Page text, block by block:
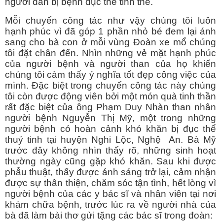
Mỗi chuyến công tác như vậy chúng tôi luôn
hạnh phúc vì đã góp 1 phần nhỏ bé đem lại ánh
sang cho bà con ở mỗi vùng Đoàn xe mổ chúng
tôi đặt chân đến. Nhìn những vẻ mặt hạnh phúc
của người bệnh và người than của họ khiến
chúng tôi cảm thấy ý nghĩa tốt đẹp công việc của
mình. Đặc biệt trong chuyến công tác này chúng
tôi còn được động viên bởi một món quà tinh thần
rất đặc biệt của ông Phạm Duy Nhàn than nhân
người bệnh Nguyễn Thị Mỹ, một trong những
người bệnh có hoàn cảnh khó khăn bị đục thể
thuỷ tinh tại huyện Nghi Lộc, Nghệ An. Bà Mỹ
trước đây không nhìn thấy rõ, những sinh hoạt
thường ngày cũng gặp khó khăn. Sau khi được
phẫu thuật, thấy được ánh sáng trở lại, cảm nhận
được sự thân thiện, chăm sóc tận tình, hết lòng vì
người bệnh của các y bác sĩ và nhân viên tại nơi
khám chữa bệnh, trước lúc ra về người nhà của
bà đã làm bài thơ gửi tặng các bác sĩ trong đoàn: